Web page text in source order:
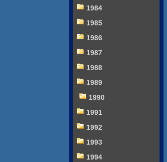
1984
1985
1986
1987
1988
1989
1990
1991
1992
1993
1994